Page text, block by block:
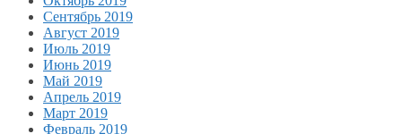
Сентябрь 2019
Август 2019
Июль 2019
Июнь 2019
Май 2019
Апрель 2019
Март 2019
Февраль 2019